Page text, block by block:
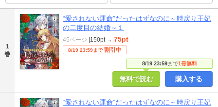
1
巻
“愛されない運命”だったはずなのに～時戻り王妃
の二度目の結婚～１
8/19 23:59まで1冊無料
45ページ 150pt → 75pt
8/19 23:59まで 割引中
無料で読む 購入する
“愛されない運命”だったはずなのに～時戻り王妃